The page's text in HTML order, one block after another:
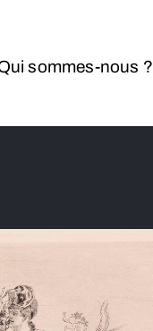
sommes-nous ?